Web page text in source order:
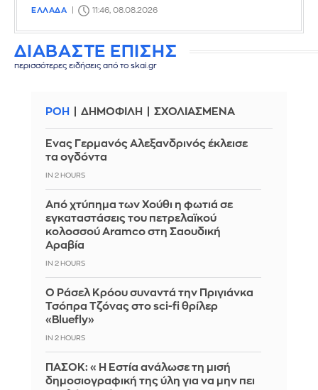
ΕΛΛΑΔΑ 11:46, 08.08.2026
ΔΙΑΒΑΣΤΕ ΕΠΙΣΗΣ
περισσότερες ειδήσεις από το skai.gr
ΡΟΗ ΔΗΜΟΦΙΛΗ ΣΧΟΛΙΑΣΜΕΝΑ
Ένας Γερμανός Αλεξανδρινός έκλεισε
τα ογδόντα
IN 2 HOURS
Από χτύπημα των Χούθι η φωτιά σε
εγκαταστάσεις του πετρελαϊκού
κολοσσού Aramco στη Σαουδική
Αραβία
IN 2 HOURS
Ο Ράσελ Κρόου συναντά την Πριγιάνκα
Τσόπρα Τζόνας στο sci-fi θρίλερ
«Bluefly»
IN 2 HOURS
ΠΑΣΟΚ: «Η Εστία ανάλωσε τη μισή
δημοσιογραφική της ύλη για να μην πει